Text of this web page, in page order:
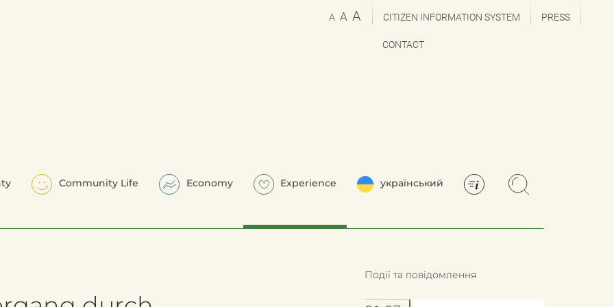
A A A CITIZEN INFORMATION SYSTEM PRESS
CONTACT
Community Life Economy Experience український
Події та повідомлення